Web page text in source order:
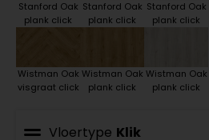
Stanford Oak
plank click
Stanford Oak
plank click
Stanford Oak
plank click
Wistman Oak
visgraat click
Wistman Oak
plank click
Wistman Oak
plank click
Vloertype Klik